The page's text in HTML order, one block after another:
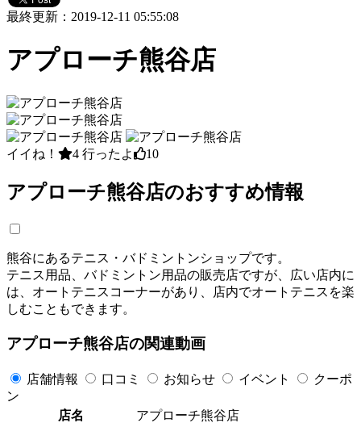
最終更新：2019-12-11 05:55:08
アプローチ熊谷店
イイね！ 4 行ったよ 10
アプローチ熊谷店のおすすめ情報
熊谷にあるテニス・バドミントンショップです。
テニス用品、バドミントン用品の販売店ですが、広い店内に
は、オートテニスコーナーがあり、店内でオートテニスを楽
しむこともできます。
アプローチ熊谷店の関連動画
店舗情報 口コミ お知らせ イベント
クーポ
ン
店名
アプローチ熊谷店